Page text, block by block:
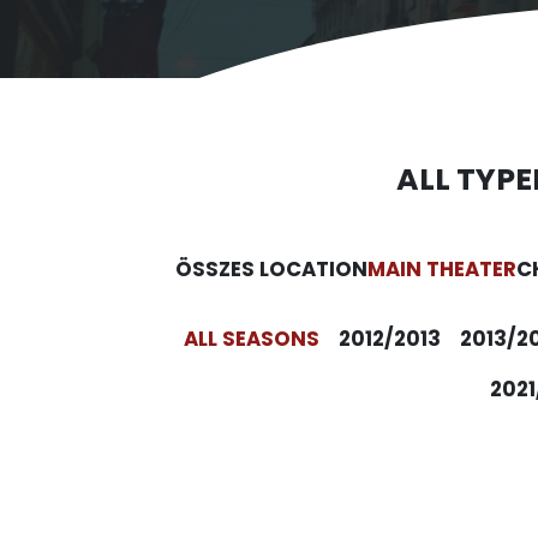
ALL TYPE
ÖSSZES LOCATIONMAIN THEATER
ALL SEASONS 2012/2013
2013/